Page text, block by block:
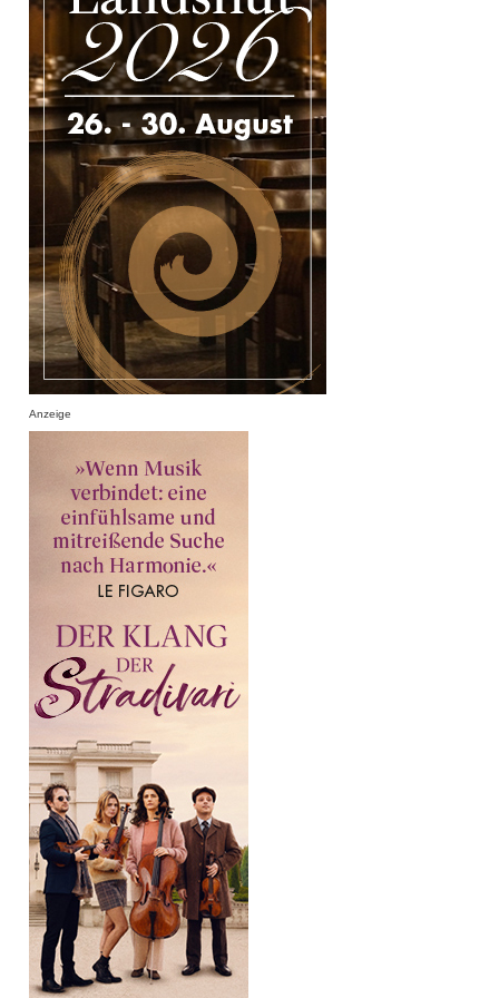
Anzeige